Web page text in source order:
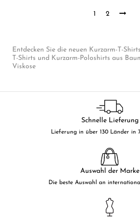
1 2
Entdecken Sie die neuen Kurzarm-T-
T-Shirts und Kurzarm-Poloshirts aus
Viskose
Schnelle Lieferung
Lieferung in über 130 Länder in
Auswahl der Marke
Die beste Auswahl an